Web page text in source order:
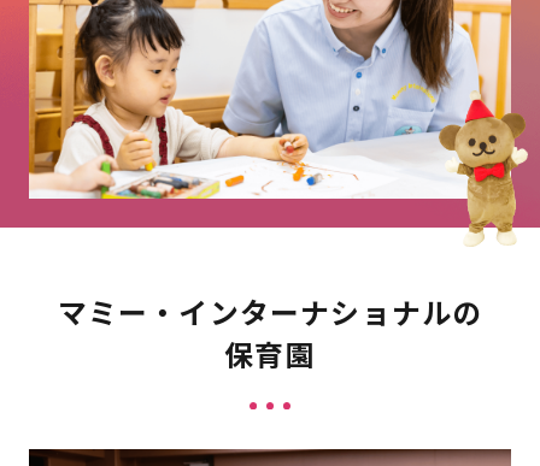
マミー・インターナショナルの
保育園